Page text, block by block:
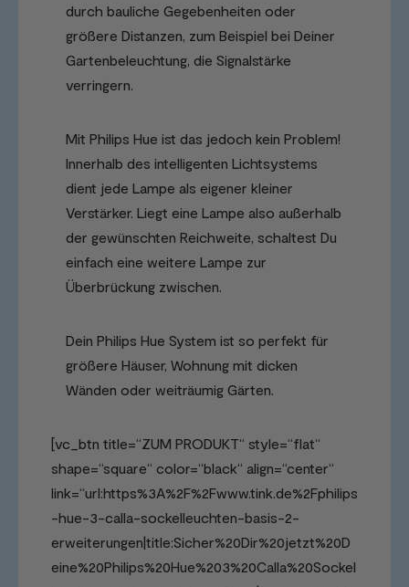
durch bauliche Gegebenheiten oder
größere Distanzen, zum Beispiel bei Deiner
Gartenbeleuchtung, die Signalstärke
verringern.
Mit Philips Hue ist das jedoch kein Problem!
Innerhalb des intelligenten Lichtsystems
dient jede Lampe als eigener kleiner
Verstärker. Liegt eine Lampe also außerhalb
der gewünschten Reichweite, schaltest Du
einfach eine weitere Lampe zur
Überbrückung zwischen.
Dein Philips Hue System ist so perfekt für
größere Häuser, Wohnung mit dicken
Wänden oder weiträumig Gärten.
[vc_btn title=“ZUM PRODUKT“ style=“flat“
shape=“square“ color=“black“ align=“center“
link=“url:https%3A%2F%2Fwww.tink.de%2Fphilips
-hue-3-calla-sockelleuchten-basis-2-
erweiterungen|title:Sicher%20Dir%20jetzt%20D
eine%20Philips%20Hue%203%20Calla%20Sockel